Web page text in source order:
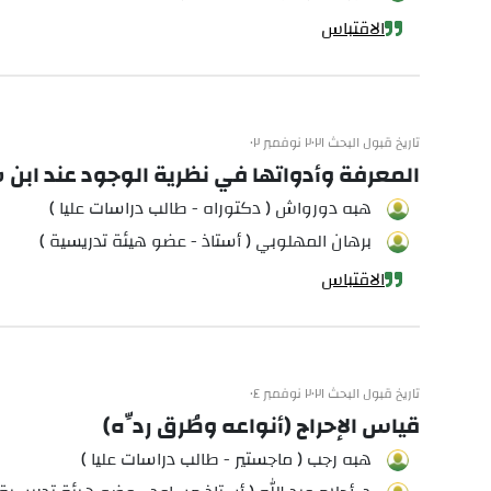
الاقتباس
تاريخ قبول البحث ٢٠٢١ نوفمبر ٠٢
المعرفة وأدواتها في نظرية الوجود عند ابن
هبه دورواش ( دكتوراه - طالب دراسات عليا )
برهان المهلوبي ( أستاذ - عضو هيئة تدريسية )
الاقتباس
تاريخ قبول البحث ٢٠٢١ نوفمبر ٠٤
قياس الإحراج (أنواعه وطُرق ردِّه)
هبه رجب ( ماجستير - طالب دراسات عليا )